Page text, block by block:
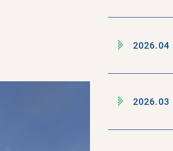
2026.04
2026.03